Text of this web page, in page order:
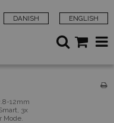
DANISH ENGLISH
12mm
3x
Mode.